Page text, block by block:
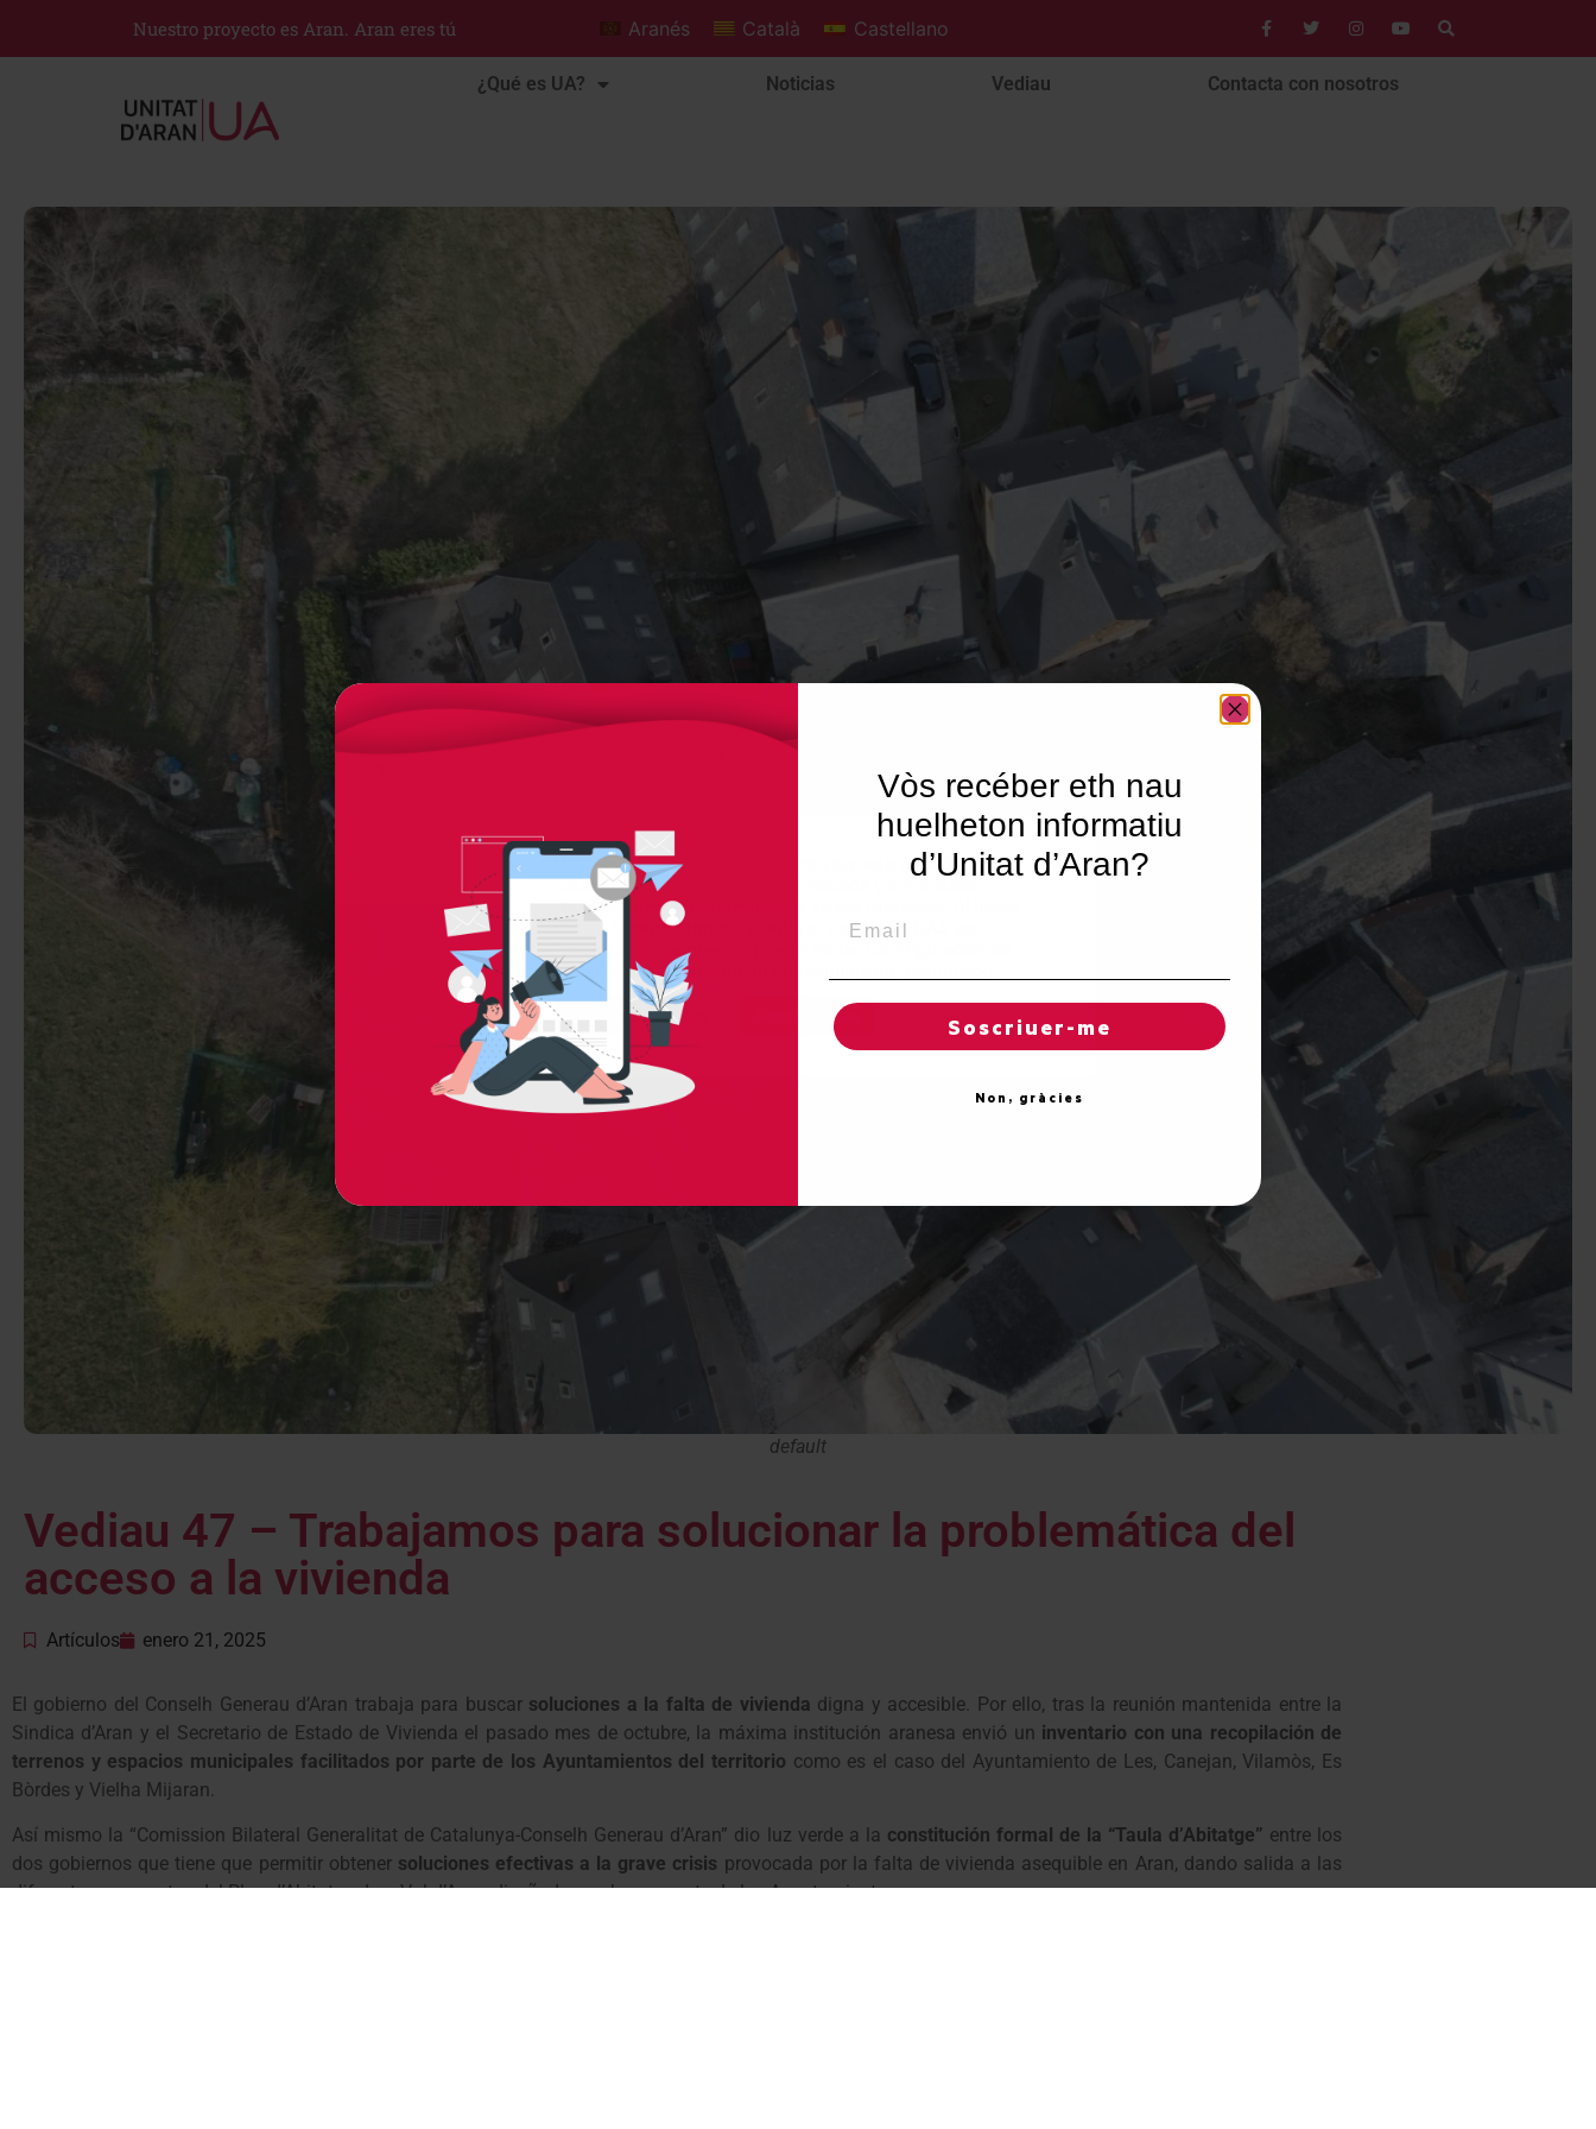
Nuestro proyecto es Aran. Aran eres tú Aranés Català Castellano
¿Qué es UA? Noticias Vediau Contacta con nosotros
default
Vediau 47 – Trabajamos para solucionar la problemática del
acceso a la vivienda
Artículos enero 21, 2025
El gobierno del Conselh Generau d’Aran trabaja para buscar soluciones a la falta de vivienda digna y accesible. Por ello, tras la reunión mantenida entre la
Sindica d’Aran y el Secretario de Estado de Vivienda el pasado mes de octubre, la máxima institución aranesa envió un inventario con una recopilación de
terrenos y espacios municipales facilitados por parte de los Ayuntamientos del territorio como es el caso del Ayuntamiento de Les, Canejan, Vilamòs, Es
Bòrdes y Vielha Mijaran.
Así mismo la “Comission Bilateral Generalitat de Catalunya-Conselh Generau d’Aran” dio luz verde a la constitución formal de la “Taula d’Abitatge” entre los
dos gobiernos que tiene que permitir obtener soluciones efectivas a la grave crisis provocada por la falta de vivienda asequible en Aran, dando salida a las
diferentes propuestas del Plan d’Abitatge dera Val d’Aran, diseñado con buena parte de los Ayuntamientos araneses.
Utilizamos "cookies" en nuestro sitio web para dar al
usuario una experiencia personalizada y optimizada,
recordando sus preferencias y visitas regulares. Al hacer
clic en "Aceptar todas", acepta el uso de TODAS las
"cookies". Sin embargo, puede visitar "Configuración de
cookies" para concedir un consentimiento controlado.
Reglas de "cookies" Aceptar todas
Vòs recéber eth nau
huelheton informatiu
d’Unitat d’Aran?
Soscriuer-me
Non, gràcies